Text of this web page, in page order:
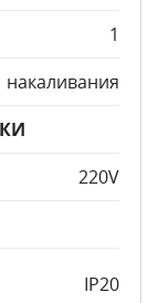
1
накаливания
220V
IP20